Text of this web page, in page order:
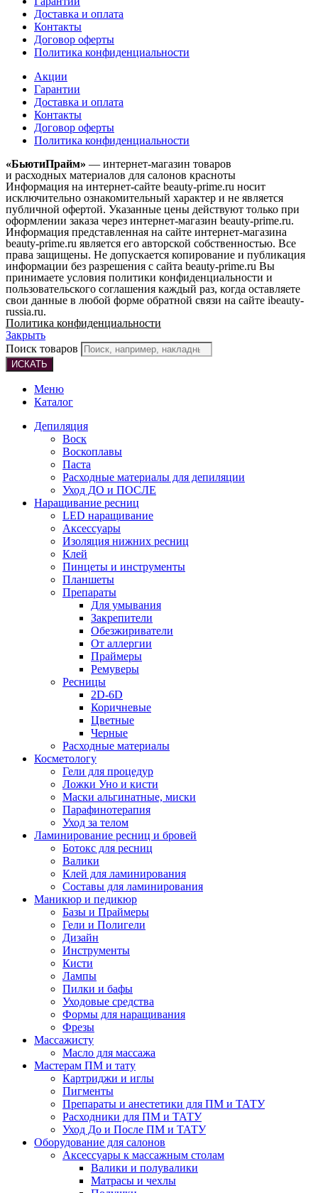
Доставка и оплата
Контакты
Договор оферты
Политика конфиденциальности
Акции
Гарантии
Доставка и оплата
Контакты
Договор оферты
Политика конфиденциальности
«БьютиПрайм» — интернет-магазин товаров
и расходных материалов для салонов красноты
Информация на интернет-сайте beauty-prime.ru носит
исключительно ознакомительный характер и не является
публичной офертой. Указанные цены действуют только при
оформлении заказа через интернет-магазин beauty-prime.ru.
Информация представленная на сайте интернет-магазина
beauty-prime.ru является его авторской собственностью. Все
права защищены. Не допускается копирование и публикация
информации без разрешения с сайта beauty-prime.ru Вы
принимаете условия политики конфиденциальности и
пользовательского соглашения каждый раз, когда оставляете
свои данные в любой форме обратной связи на сайте ibeauty-
russia.ru.
Политика конфиденциальности
Закрыть
Поиск товаров
ИСКАТЬ
Меню
Каталог
Депиляция
Воск
Воскоплавы
Паста
Расходные материалы для депиляции
Уход ДО и ПОСЛЕ
Наращивание ресниц
LED наращивание
Аксессуары
Изоляция нижних ресниц
Клей
Пинцеты и инструменты
Планшеты
Препараты
Для умывания
Закрепители
Обезжириватели
От аллергии
Праймеры
Ремуверы
Ресницы
2D-6D
Коричневые
Цветные
Черные
Расходные материалы
Косметологу
Гели для процедур
Ложки Уно и кисти
Маски альгинатные, миски
Парафинотерапия
Уход за телом
Ламинирование ресниц и бровей
Ботокс для ресниц
Валики
Клей для ламинирования
Составы для ламинирования
Маникюр и педикюр
Базы и Праймеры
Гели и Полигели
Дизайн
Инструменты
Кисти
Лампы
Пилки и бафы
Уходовые средства
Формы для наращивания
Фрезы
Массажисту
Масло для массажа
Мастерам ПМ и тату
Картриджи и иглы
Пигменты
Препараты и анестетики для ПМ и ТАТУ
Расходники для ПМ и ТАТУ
Уход До и После ПМ и ТАТУ
Оборудование для салонов
Аксессуары к массажным столам
Валики и полувалики
Матрасы и чехлы